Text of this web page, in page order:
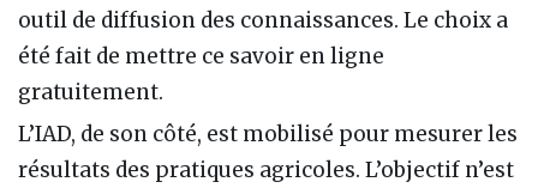
outil de diffusion des connaissances. Le choix a
été fait de mettre ce savoir en ligne
gratuitement.
L’IAD, de son côté, est mobilisé pour mesurer les
résultats des pratiques agricoles. L’objectif n’est